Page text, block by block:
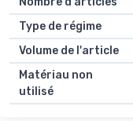
Type de régime
Volume de l'article
Matériau non
utilisé